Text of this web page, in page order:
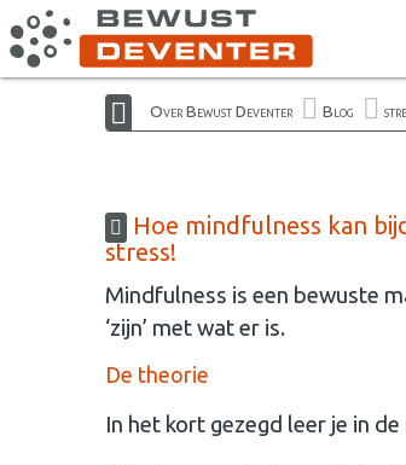
Over Bewust Deventer Blog
Hoe mindfulness kan
stress!
Mindfulness is een bewuste
‘zijn’ met wat er is.
De theorie
In het kort gezegd leer je in